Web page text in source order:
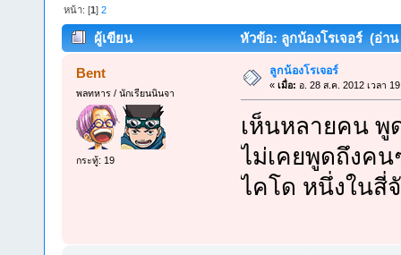
หน้า: [1]2
ผู้เขียน หัวข้อ: ลูกน้องโรเจอร์ (อ่าน
Bent
พลทหาร / นักเรียนนินจา
กระทู้: 19
ลูกน้องโรเจอร์
« เมื่อ: อ. 28 ส.ค. 2012 เวลา
เห็นหลายคน พู
ไม่เคยพูดถึงค
ไคโด หนึ่งในสี่